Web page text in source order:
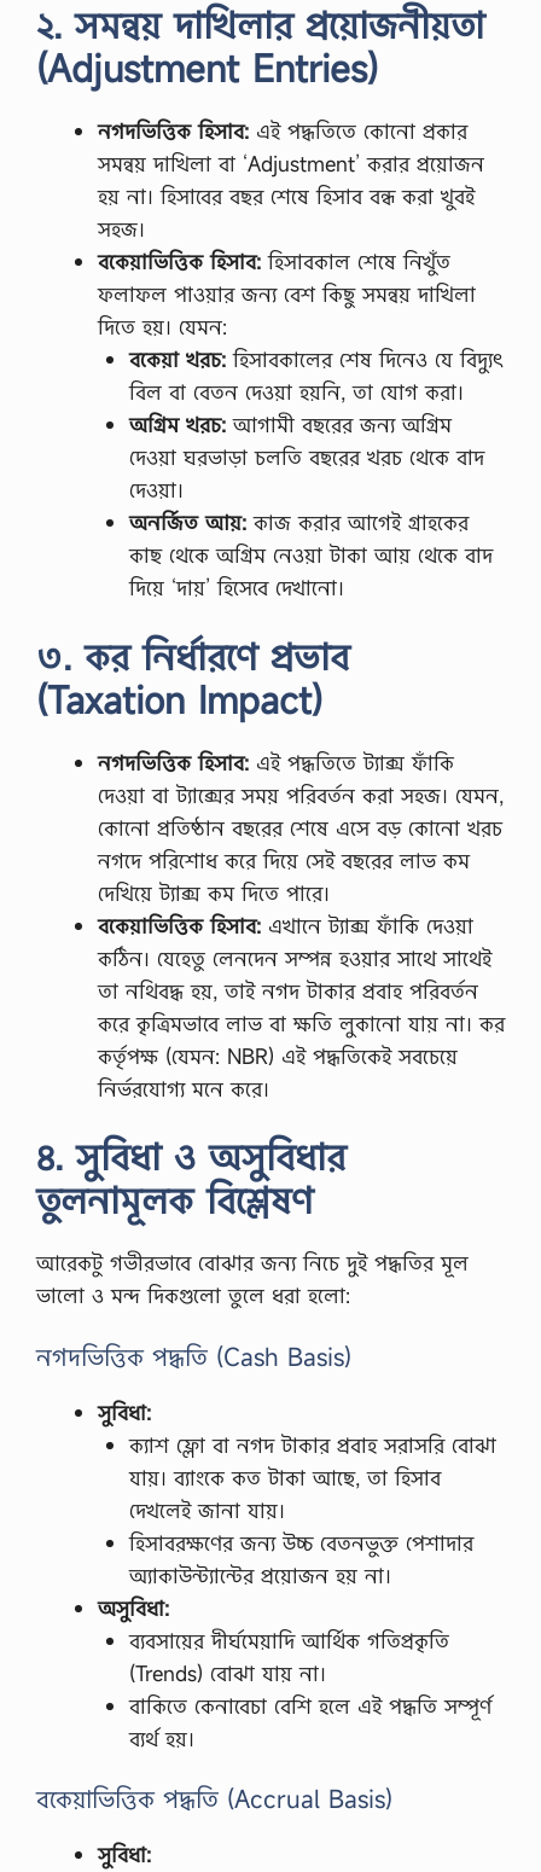
২. সমন্বয় দাখিলার প্রয়োজনীয়তা
(Adjustment Entries)
নগদভিত্তিক হিসাব: এই পদ্ধতিতে কোনো প্রকার
সমন্বয় দাখিলা বা ‘Adjustment’ করার প্রয়োজন
হয় না। হিসাবের বছর শেষে হিসাব বন্ধ করা খুবই
সহজ।
বকেয়াভিত্তিক হিসাব: হিসাবকাল শেষে নিখুঁত
ফলাফল পাওয়ার জন্য বেশ কিছু সমন্বয় দাখিলা
দিতে হয়। যেমন:
বকেয়া খরচ:হিসাবকালের শেষ দিনেও যে বিদ্যুৎ
বিল বা বেতন দেওয়া হয়নি, তা যোগ করা।
অগ্রিম খরচ:আগামী বছরের জন্য অগ্রিম
দেওয়া ঘরভাড়া চলতি বছরের খরচ থেকে বাদ
দেওয়া।
অনর্জিত আয়:কাজ করার আগেই গ্রাহকের
কাছ থেকে অগ্রিম নেওয়া টাকা আয় থেকে বাদ
দিয়ে ‘দায়’ হিসেবে দেখানো।
৩. কর নির্ধারণে প্রভাব
(Taxation Impact)
নগদভিত্তিক হিসাব: এই পদ্ধতিতে ট্যাক্স ফাঁকি
দেওয়া বা ট্যাক্সের সময় পরিবর্তন করা সহজ। যেমন,
কোনো প্রতিষ্ঠান বছরের শেষে এসে বড় কোনো খরচ
নগদে পরিশোধ করে দিয়ে সেই বছরের লাভ কম
দেখিয়ে ট্যাক্স কম দিতে পারে।
বকেয়াভিত্তিক হিসাব: এখানে ট্যাক্স ফাঁকি দেওয়া
কঠিন। যেহেতু লেনদেন সম্পন্ন হওয়ার সাথে সাথেই
তা নথিবদ্ধ হয়, তাই নগদ টাকার প্রবাহ পরিবর্তন
করে কৃত্রিমভাবে লাভ বা ক্ষতি লুকানো যায় না। কর
কর্তৃপক্ষ (যেমন: NBR) এই পদ্ধতিকেই সবচেয়ে
নির্ভরযোগ্য মনে করে।
৪. সুবিধা ও অসুবিধার
তুলনামূলক বিশ্লেষণ
আরেকটু গভীরভাবে বোঝার জন্য নিচে দুই পদ্ধতির মূল
ভালো ও মন্দ দিকগুলো তুলে ধরা হলো:
নগদভিত্তিক পদ্ধতি (Cash Basis)
সুবিধা:
ক্যাশ ফ্লো বা নগদ টাকার প্রবাহ সরাসরি বোঝা
যায়। ব্যাংকে কত টাকা আছে, তা হিসাব
দেখলেই জানা যায়।
হিসাবরক্ষণের জন্য উচ্চ বেতনভুক্ত পেশাদার
অ্যাকাউন্ট্যান্টের প্রয়োজন হয় না।
অসুবিধা:
ব্যবসায়ের দীর্ঘমেয়াদি আর্থিক গতিপ্রকৃতি
(Trends) বোঝা যায় না।
বাকিতে কেনাবেচা বেশি হলে এই পদ্ধতি সম্পূর্ণ
ব্যর্থ হয়।
বকেয়াভিত্তিক পদ্ধতি (Accrual Basis)
সুবিধা: